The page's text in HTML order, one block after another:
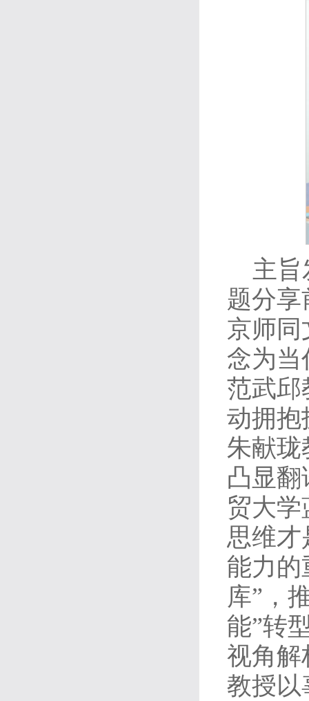
主
题分
京师同
念为当
范武邱
动拥抱
朱献珑
凸显
贸大
思维才
能力的
库”，
能”转
视角解
教授以